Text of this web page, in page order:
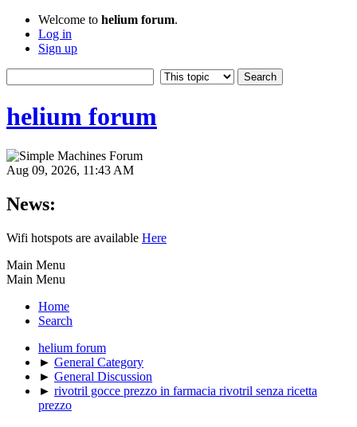
Welcome to helium forum.
Log in
Sign up
helium forum
Aug 09, 2026, 11:43 AM
News:
Wifi hotspots are available Here
Main Menu
Main Menu
Home
Search
helium forum
► General Category
► General Discussion
► rivotril gocce prezzo in farmacia rivotril senza ricetta
prezzo